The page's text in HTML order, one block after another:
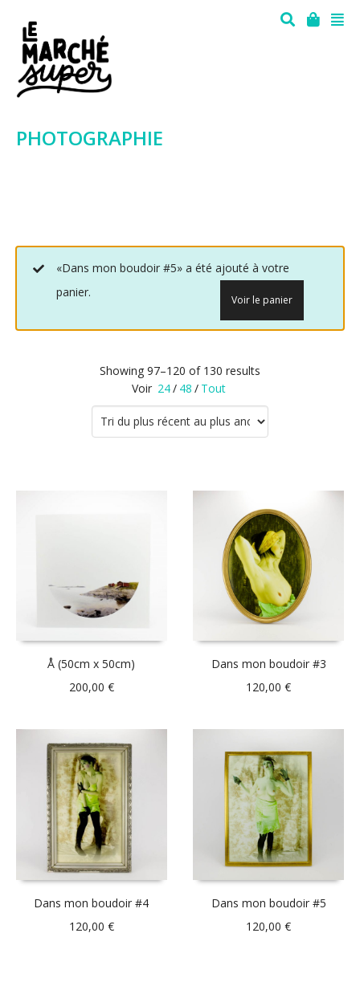
PHOTOGRAPHIE
«Dans mon boudoir #5» a été ajouté à votre
panier.
Voir le panier
Showing 97–120 of 130 results
Voir 24/ 48 / Tout
Å (50cm x 50cm)
200,00 €
Dans mon boudoir #3
120,00€
Dans mon boudoir #4
120,00 €
Dans mon boudoir #5
120,00€